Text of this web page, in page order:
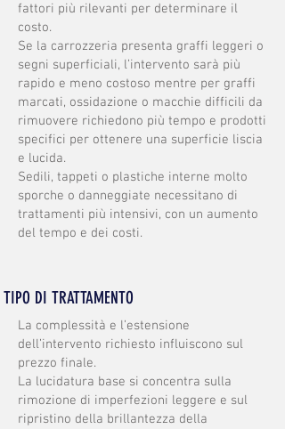
fattori più rilevanti per determinare il
costo.
Se la carrozzeria presenta graffi leggeri o
segni superficiali, l’intervento sarà più
rapido e meno costoso mentre per graffi
marcati, ossidazione o macchie difficili da
rimuovere richiedono più tempo e prodotti
specifici per ottenere una superficie liscia
e lucida.
Sedili, tappeti o plastiche interne molto
sporche o danneggiate necessitano di
trattamenti più intensivi, con un aumento
del tempo e dei costi.
TIPO DI TRATTAMENTO
La complessità e l’estensione
dell’intervento richiesto influiscono sul
prezzo finale.
La lucidatura base si concentra sulla
rimozione di imperfezioni leggere e sul
ripristino della brillantezza della